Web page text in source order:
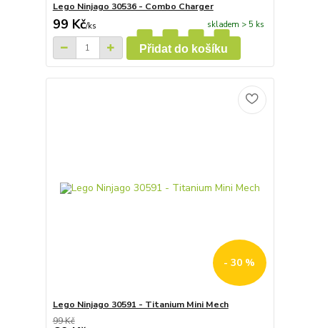
Lego Ninjago 30536 - Combo Charger
99 Kč/ks skladem > 5 ks
Přidat do košíku
- 30 %
Lego Ninjago 30591 - Titanium Mini Mech
99 Kč